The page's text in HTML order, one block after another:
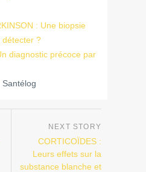
: Une biopsie
détecter ?
diagnostic précoce par
CORTICOÏDES :
Leurs effets sur la
substance blanche et